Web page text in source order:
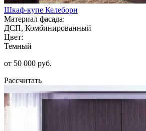
Шкаф-купе Келеборн
Материал фасада:
ДСП, Комбинированный
Цвет:
Темный
от 50 000 руб.
Рассчитать